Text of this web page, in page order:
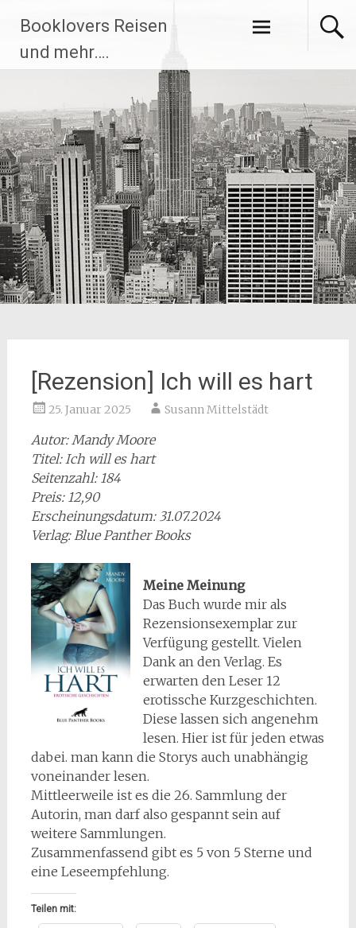
Inhalt
springen
Booklovers Reisen
und mehr….
[Rezension] Ich will es hart
25. Januar 2025 Susann Mittelstädt
Autor: Mandy Moore
Titel: Ich will es hart
Seitenzahl: 184
Preis: 12,90
Erscheinungsdatum: 31.07.2024
Verlag: Blue Panther Books
Meine Meinung
Das Buch wurde mir als
Rezensionsexemplar zur
Verfügung gestellt. Vielen
Dank an den Verlag. Es
erwarten den Leser 12
erotissche Kurzgeschichten.
Diese lassen sich angenehm
lesen. Hier ist für jeden etwas
dabei. man kann die Storys auch unabhängig
voneinander lesen.
Mittleerweile ist es die 26. Sammlung der
Autorin, man darf also gespannt sein auf
weitere Sammlungen.
Zusammenfassend gibt es 5 von 5 Sterne und
eine Leseempfehlung.
Teilen mit: